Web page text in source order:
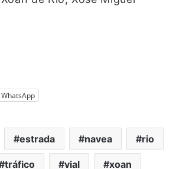
WhatsApp
estrada navea rio
tráfico vial xoan